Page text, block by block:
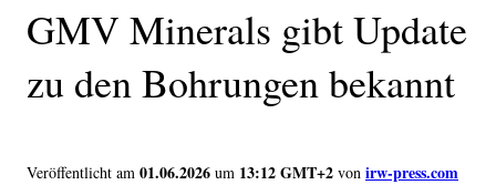
GMV Minerals gibt Update
zu den Bohrungen bekannt
Veröffentlicht am 01.06.2026 um 13:12 GMT+2 von irw-press.com